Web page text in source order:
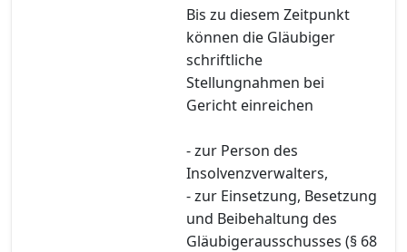
Bis zu diesem Zeitpunkt
können die Gläubiger
schriftliche
Stellungnahmen bei
Gericht einreichen
- zur Person des
Insolvenzverwalters,
- zur Einsetzung, Besetzung
und Beibehaltung des
Gläubigerausschusses (§ 68